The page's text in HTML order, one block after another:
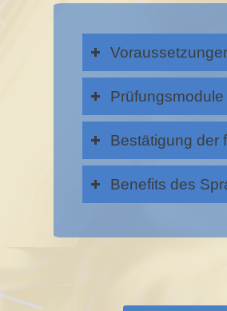
Prüfungsmodule
Bestätigung der
Benefits des